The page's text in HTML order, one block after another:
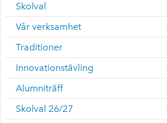
Skolval
Vår verksamhet
Traditioner
Innovationstävling
Alumniträff
Skolval 26/27